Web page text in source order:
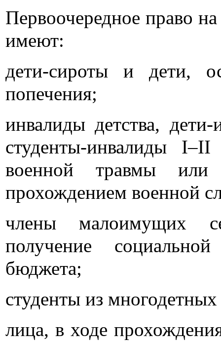
Первоочередное право
имеют:
дети-сироты и дети,
попечения;
инвалиды детства,
студенты-инвалиды
военной травмы или
прохождением военной
члены малоимущих
получение
бюджета;
студенты из
лица, в ходе